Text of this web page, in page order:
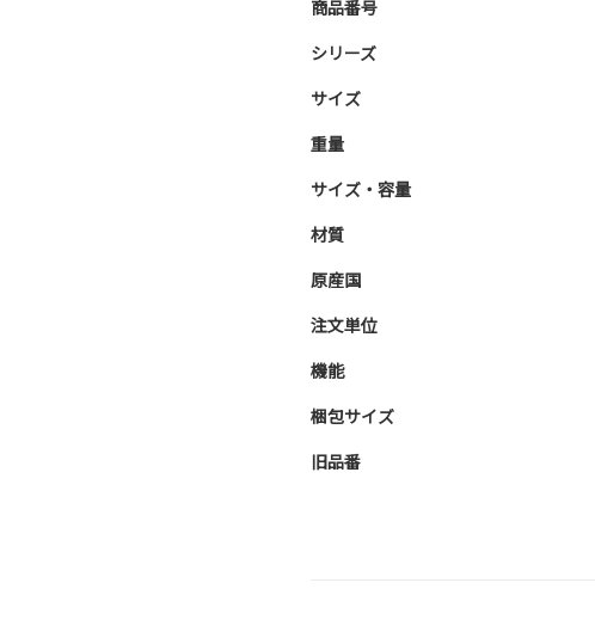
商品番号
シリーズ
サイズ
重量
サイズ・容量
材質
原産国
注文単位
機能
梱包サイズ
旧品番